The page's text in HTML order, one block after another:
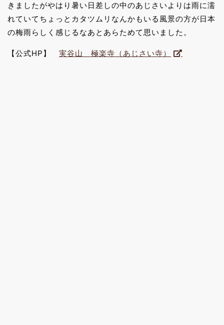
きましたがやはり暑い日差しの中のあじさいよりは雨に濡
れていてちょっとカタツムリなんかもいる風景の方が日本
の梅雨らしく感じるなあとあらためて思いました。
【公式HP】 実谷山 極楽寺（あじさい寺）